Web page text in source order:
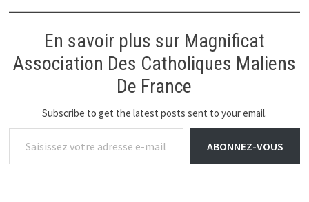
En savoir plus sur Magnificat
Association Des Catholiques Maliens
De France
Subscribe to get the latest posts sent to your email.
Saisissez votre adresse e-mail…
ABONNEZ-VOUS